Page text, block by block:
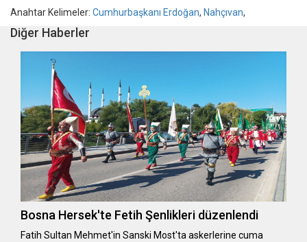
Anahtar Kelimeler: Cumhurbaşkanı Erdoğan, Nahçıvan,
Diğer Haberler
Bosna Hersek'te Fetih Şenlikleri düzenlendi
Fatih Sultan Mehmet'in Sanski Most'ta askerlerine cuma